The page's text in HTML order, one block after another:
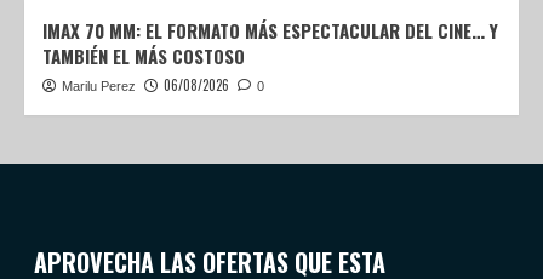
IMAX 70 MM: EL FORMATO MÁS ESPECTACULAR DEL CINE… Y
TAMBIÉN EL MÁS COSTOSO
Marilu Perez 06/08/2026 0
APROVECHA LAS OFERTAS QUE ESTA